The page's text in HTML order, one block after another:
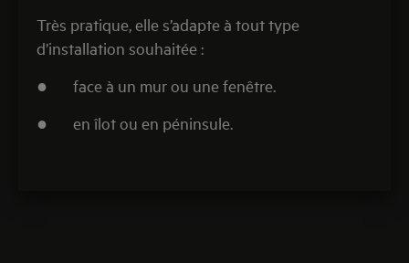
Très pratique, elle s’adapte à tout type
d’installation souhaitée :
● face à un mur ou une fenêtre.
● en îlot ou en péninsule.